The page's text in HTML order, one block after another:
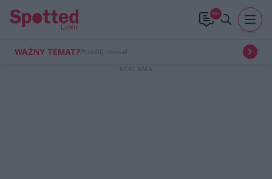
99+
WAŻNY TEMAT?Prześlij newsa!